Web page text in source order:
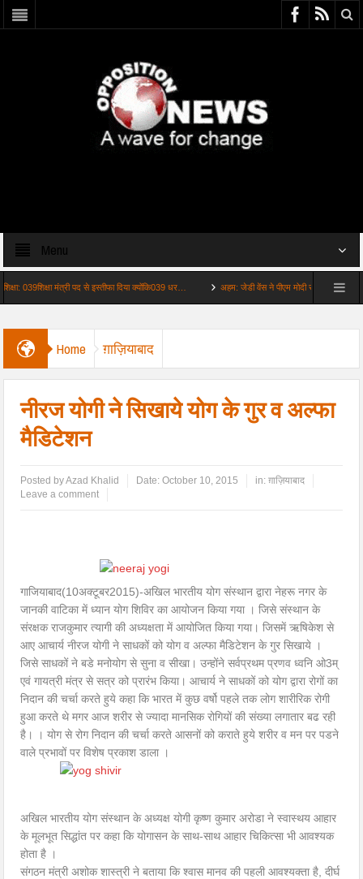
Menu
मंत्री पद से इस्तीफा दिया क्योंकि039 धर… अहम: जेडी वेंस ने पीएम मोदी से फोन पर की बात
Home ग़ाज़ियाबाद
नीरज योगी ने सिखाये योग के गुर व अल्फा
मैडिटेशन
Posted byAzad Khalid Date:October 10, 2015 in:ग़ाज़ियाबाद
Leave a comment
गाजियाबाद(10अक्टूबर2015)-अखिल भारतीय योग संस्थान द्वारा नेहरू नगर के
जानकी वाटिका में ध्यान योग शिविर का आयोजन किया गया । जिसे संस्थान के
संरक्षक राजकुमार त्यागी की अध्यक्षता में आयोजित किया गया। जिसमें ऋषिकेश से
आए आचार्य नीरज योगी ने साधकों को योग व अल्फा मैडिटेशन के गुर सिखाये ।
जिसे साधकों ने बडे मनोयोग से सुना व सीखा। उन्होंने सर्वप्रथम प्रणव ध्वनि ओ3म्
एवं गायत्री मंत्र से सत्र को प्रारंभ किया। आचार्य ने साधकों को योग द्वारा रोगों का
निदान की चर्चा करते हुये कहा कि भारत में कुछ वर्षो पहले तक लोग शारीरिक रोगी
हुआ करते थे मगर आज शरीर से ज्यादा मानसिक रोगियों की संख्या लगातार बढ रही
है। । योग से रोग निदान की चर्चा करते आसनों को कराते हुये शरीर व मन पर पडने
वाले प्रभावों पर विशेष प्रकाश डाला ।
अखिल भारतीय योग संस्थान के अध्यक्ष योगी कृष्ण कुमार अरोडा ने स्वास्थय आहार
के मूलभूत सिद्धांत पर कहा कि योगासन के साथ-साथ आहार चिकित्सा भी आवश्यक
होता है ।
संगठन मंत्री अशोक शास्त्री ने बताया कि श्वास मानव की पहली आवश्यक्ता है, दीर्घ